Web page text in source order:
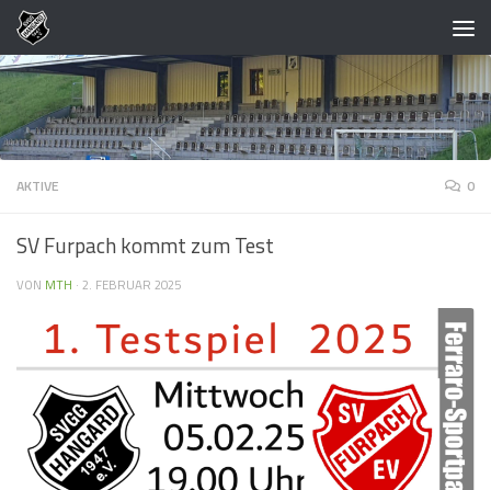
Zum Inhalt springen
AKTIVE 0
SV Furpach kommt zum Test
VON MTH · 2. FEBRUAR 2025